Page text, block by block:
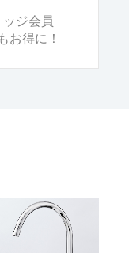
ジ会員
お得に！